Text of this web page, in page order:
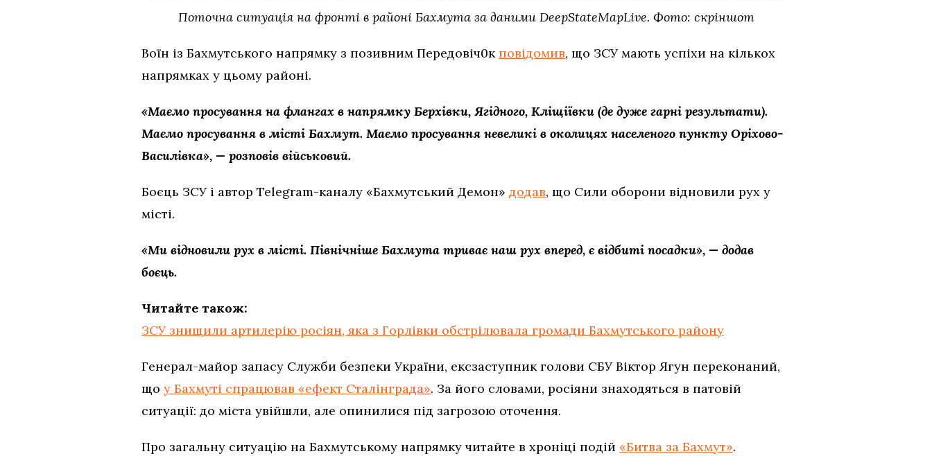
Поточна ситуація на фронті в районі Бахмута за даними DeepStateMapLive. Фото: скріншот
Воїн із Бахмутського напрямку з позивним Передовіч0к повідомив, що ЗСУ мають успіхи на кількох
напрямках у цьому районі.
«Маємо просування на флангах в напрямку Берхівки, Ягідного, Кліщіївки (де дуже гарні результати).
Маємо просування в місті Бахмут. Маємо просування невеликі в околицях населеного пункту Оріхово-
Василівка», — розповів військовий.
Боєць ЗСУ і автор Telegram-каналу «Бахмутський Демон» додав, що Сили оборони відновили рух у
місті.
«Ми відновили рух в місті. Північніше Бахмута триває наш рух вперед, є відбиті посадки», — додав
боєць.
Читайте також:
ЗСУ знищили артилерію росіян, яка з Горлівки обстрілювала громади Бахмутського району
Генерал-майор запасу Служби безпеки України, ексзаступник голови СБУ Віктор Ягун переконаний,
що у Бахмуті спрацював «ефект Сталінграда». За його словами, росіяни знаходяться в патовій
ситуації: до міста увійшли, але опинилися під загрозою оточення.
Про загальну ситуацію на Бахмутському напрямку читайте в хроніці подій «Битва за Бахмут».